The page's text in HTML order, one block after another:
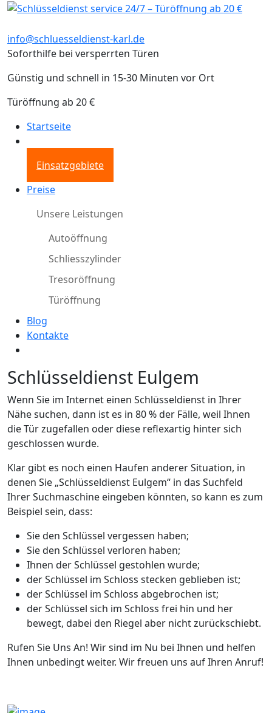
info@schluesseldienst-karl.de
Soforthilfe bei versperrten Türen
Günstig und schnell in 15-30 Minuten vor Ort
Türöffnung ab 20 €
Startseite
Einsatzgebiete
Preise
Unsere Leistungen
Autoöffnung
Schliesszylinder
Tresoröffnung
Türöffnung
Blog
Kontakte
Schlüsseldienst Eulgem
Wenn Sie im Internet einen Schlüsseldienst in Ihrer
Nähe suchen, dann ist es in 80 % der Fälle, weil Ihnen
die Tür zugefallen oder diese reflexartig hinter sich
geschlossen wurde.
Klar gibt es noch einen Haufen anderer Situation, in
denen Sie „Schlüsseldienst Eulgem“ in das Suchfeld
Ihrer Suchmaschine eingeben könnten, so kann es zum
Beispiel sein, dass:
Sie den Schlüssel vergessen haben;
Sie den Schlüssel verloren haben;
Ihnen der Schlüssel gestohlen wurde;
der Schlüssel im Schloss stecken geblieben ist;
der Schlüssel im Schloss abgebrochen ist;
der Schlüssel sich im Schloss frei hin und her
bewegt, dabei den Riegel aber nicht zurückschiebt.
Rufen Sie Uns An! Wir sind im Nu bei Ihnen und helfen
Ihnen unbedingt weiter. Wir freuen uns auf Ihren Anruf!